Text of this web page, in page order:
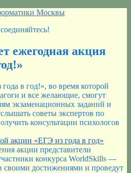
Москвы
ежегодная акция
в год!», во время которой
и все желающие, смогут
экзаменационных заданий и
советы экспертов по
консультации психологов
акции «ЕГЭ из года в год»
акции представители
конкурса WorldSkills —
своими достижениями и проведут